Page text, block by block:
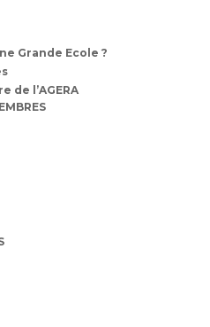
Grande Ecole ?
de l’AGERA